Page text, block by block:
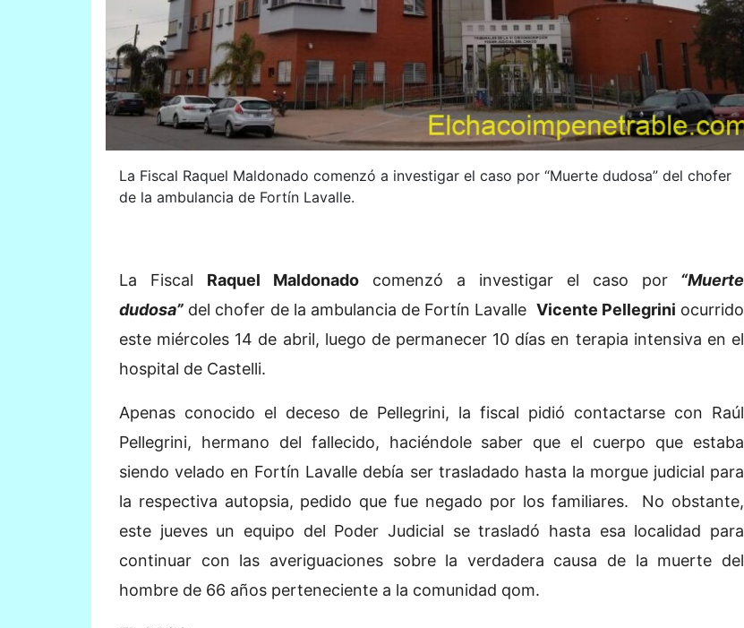
La Fiscal Raquel Maldonado comenzó a investigar el caso por “Muerte dudosa” del chofer
de la ambulancia de Fortín Lavalle.
La Fiscal Raquel Maldonado comenzó a investigar el caso por “Muerte
dudosa” del chofer de la ambulancia de Fortín Lavalle Vicente Pellegrini ocurrido
este miércoles 14 de abril, luego de permanecer 10 días en terapia intensiva en el
hospital de Castelli.
Apenas conocido el deceso de Pellegrini, la fiscal pidió contactarse con Raúl
Pellegrini, hermano del fallecido, haciéndole saber que el cuerpo que estaba
siendo velado en Fortín Lavalle debía ser trasladado hasta la morgue judicial para
la respectiva autopsia, pedido que fue negado por los familiares. No obstante,
este jueves un equipo del Poder Judicial se trasladó hasta esa localidad para
continuar con las averiguaciones sobre la verdadera causa de la muerte del
hombre de 66 años perteneciente a la comunidad qom.